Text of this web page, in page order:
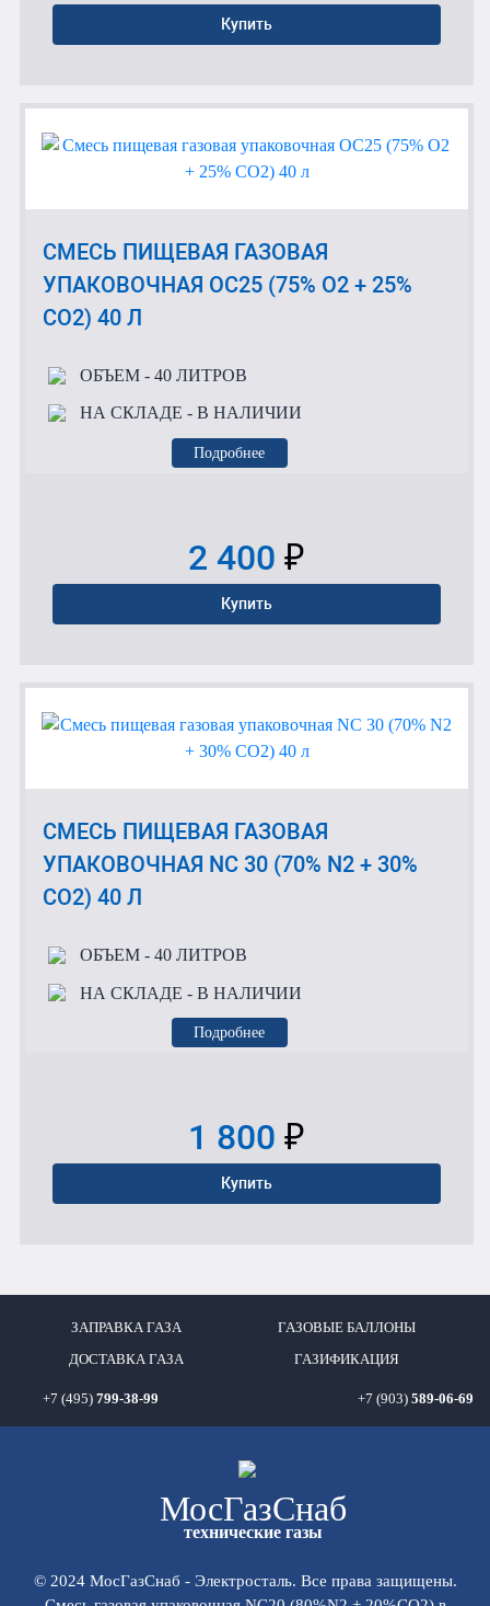
Купить
СМЕСЬ ПИЩЕВАЯ ГАЗОВАЯ
УПАКОВОЧНАЯ OC25 (75% O2 + 25%
CO2) 40 Л
ОБЪЕМ- 40 ЛИТРОВ
НА СКЛАДЕ - В НАЛИЧИИ
Подробнее
2 400 ₽
Купить
СМЕСЬ ПИЩЕВАЯ ГАЗОВАЯ
УПАКОВОЧНАЯ NC 30 (70% N2 + 30%
CO2) 40 Л
ОБЪЕМ- 40 ЛИТРОВ
НА СКЛАДЕ - В НАЛИЧИИ
Подробнее
1 800 ₽
Купить
ЗАПРАВКА ГАЗА ГАЗОВЫЕ БАЛЛОНЫ
ДОСТАВКА ГАЗА ГАЗИФИКАЦИЯ
+7 (495) 799-38-99 +7 (903) 589-06-69
МосГазСнаб
технические газы
© 2024 МосГазСнаб - Электросталь. Все права защищены.